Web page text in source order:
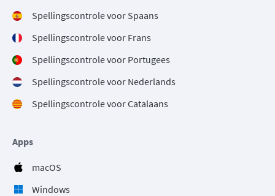
Spellingscontrole voor Spaans
Spellingscontrole voor Frans
Spellingscontrole voor Portugees
Spellingscontrole voor Nederlands
Spellingscontrole voor Catalaans
Apps
macOS
Windows